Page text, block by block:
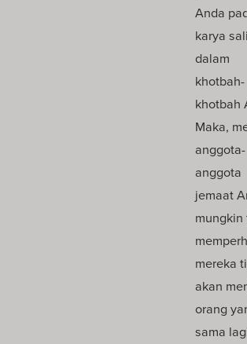
Anda
karya
dalam
khotbah-
khotbah
Maka,
anggota-
anggota
jemaat
mereka
akan
orang
sama